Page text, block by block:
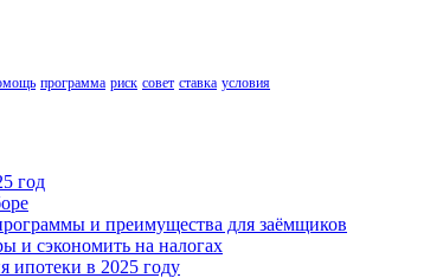
программа риск совет ставка условия
год
и преимущества для заёмщиков
и сэкономить на налогах
ипотеки в 2025 году